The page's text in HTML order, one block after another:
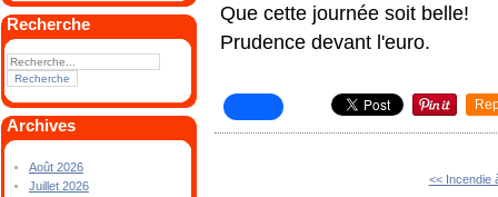
Recherche
Archives
Août 2026
Juillet 2026
Que cette journée soit belle!
Prudence devant l'euro.
<< Incendie